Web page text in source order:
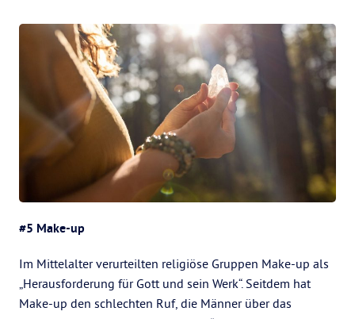
#5 Make-up
Im Mittelalter verurteilten religiöse Gruppen Make-up als
„Herausforderung für Gott und sein Werk“. Seitdem hat
Make-up den schlechten Ruf, die Männer über das